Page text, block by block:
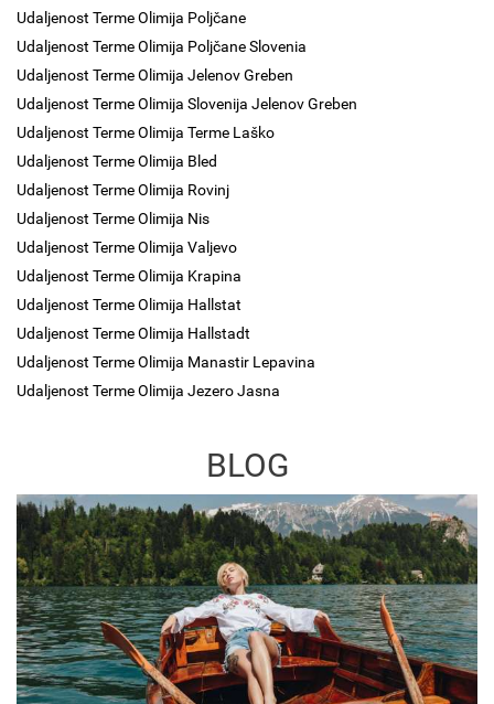
Udaljenost Terme Olimija Poljčane
Udaljenost Terme Olimija Poljčane Slovenia
Udaljenost Terme Olimija Jelenov Greben
Udaljenost Terme Olimija Slovenija Jelenov Greben
Udaljenost Terme Olimija Terme Laško
Udaljenost Terme Olimija Bled
Udaljenost Terme Olimija Rovinj
Udaljenost Terme Olimija Nis
Udaljenost Terme Olimija Valjevo
Udaljenost Terme Olimija Krapina
Udaljenost Terme Olimija Hallstat
Udaljenost Terme Olimija Hallstadt
Udaljenost Terme Olimija Manastir Lepavina
Udaljenost Terme Olimija Jezero Jasna
BLOG